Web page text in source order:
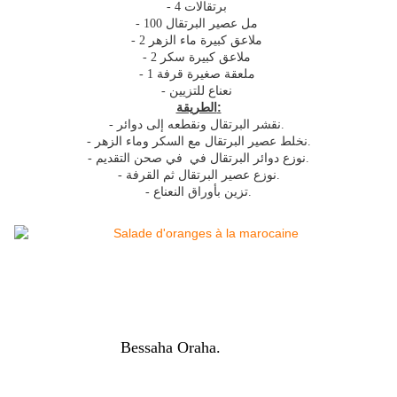
الطريقة:
- نقشر البرتقال ونقطعه إلى دوائر.
- نخلط عصير البرتقال مع السكر وماء الزهر.
- نوزع دوائر البرتقال في في صحن التقديم.
- نوزع عصير البرتقال ثم القرفة.
- تزين بأوراق النعناع.
Bessaha Oraha.